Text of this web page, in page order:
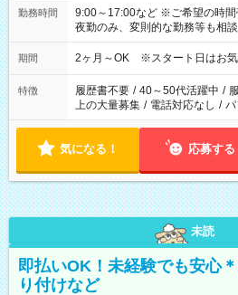
勤務時間
9:00～17:00など ※ご希望の時間帯をご相談ください。 ※日勤、
夜勤のみ、変則的な勤務等も相談
期間 2ヶ月～OK ※スタート日はお気
特徴 履歴書不要 / 40～50代活躍中 /
上の大量募集 / 電話対応なし /
気になる！ 応募する
未読
即払いOK！未経験でも安心
り付けなど